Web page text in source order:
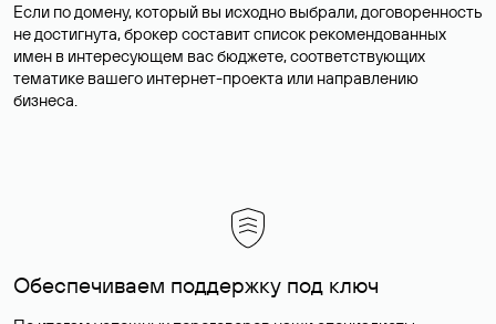
Если по домену, который вы исходно выбрали, договоренность
не достигнута, брокер составит список рекомендованных
имен в интересующем вас бюджете, соответствующих
тематике вашего интернет-проекта или направлению
бизнеса.
Обеспечиваем поддержку под ключ